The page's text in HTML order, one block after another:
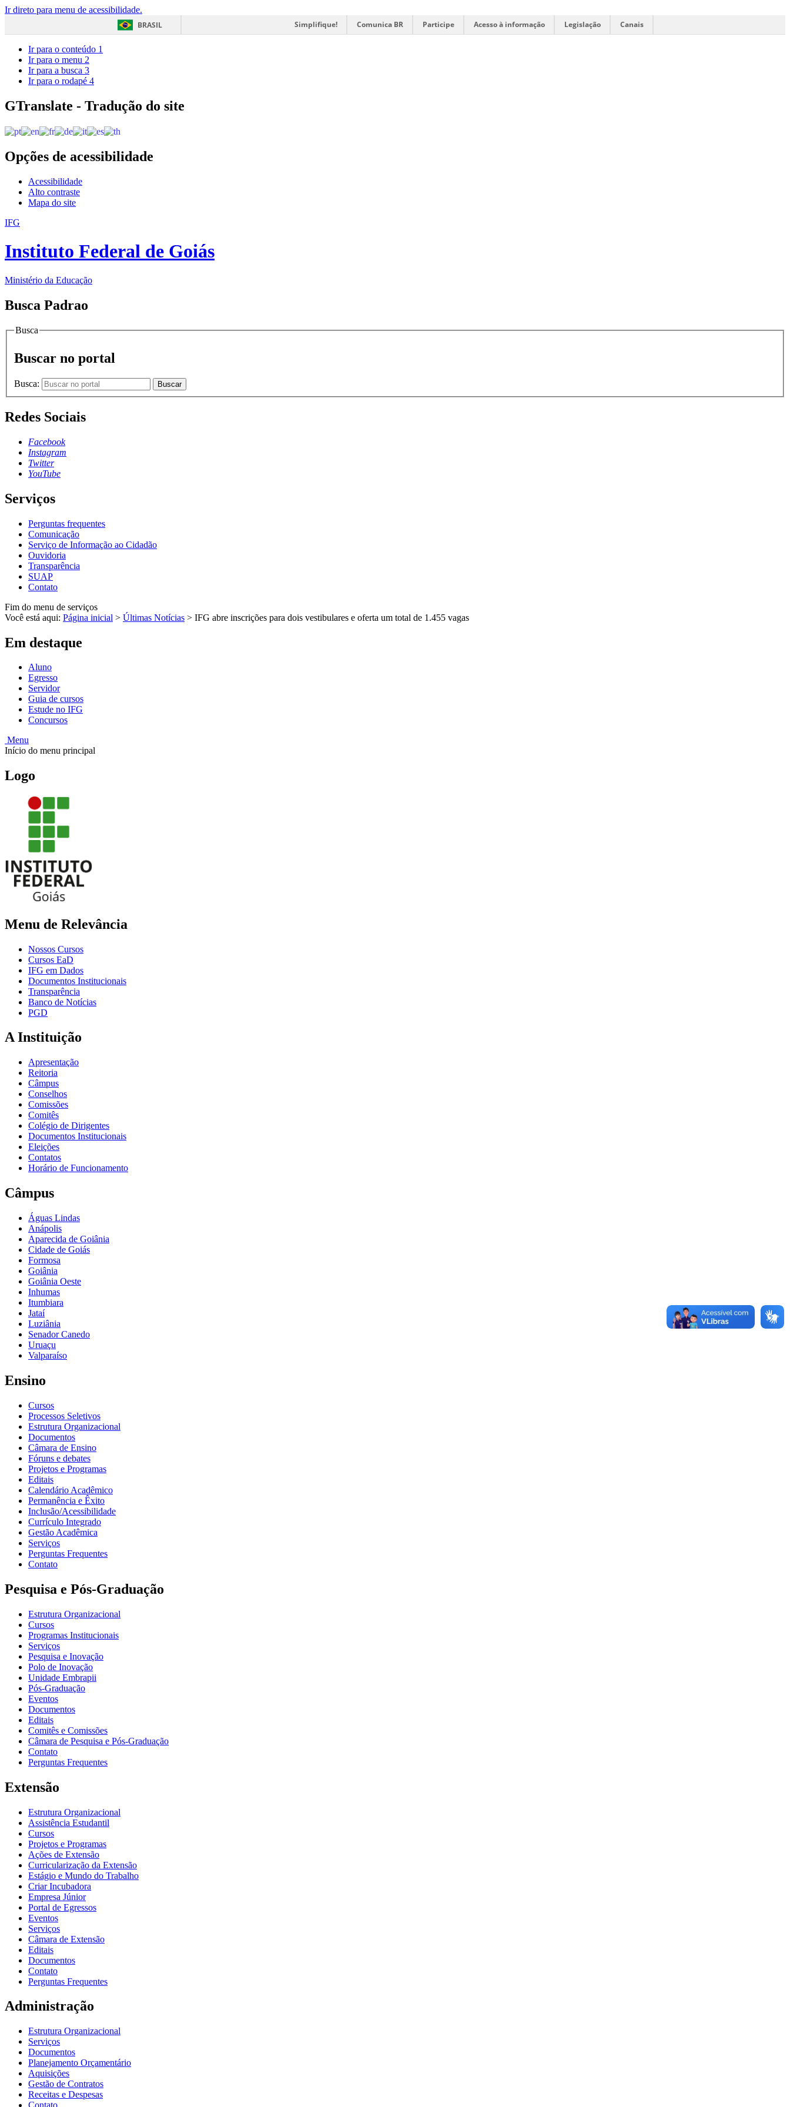
Ir direto para menu de acessibilidade.
BRASIL
Simplifique! Comunica BR Participe Acesso à informação Legislação Canais
Ir para o conteúdo 1
Ir para o menu 2
Ir para a busca 3
Ir para o rodapé 4
GTranslate - Tradução do site
Opções de acessibilidade
Acessibilidade
Alto contraste
Mapa do site
IFG
Instituto Federal de Goiás
Ministério da Educação
Busca Padrao
Busca
Buscar no portal
Busca: Buscar
Redes Sociais
Facebook
Instagram
Twitter
YouTube
Serviços
Perguntas frequentes
Comunicação
Serviço de Informação ao Cidadão
Ouvidoria
Transparência
SUAP
Contato
Fim do menu de serviços
Você está aqui: Página inicial > Últimas Notícias > IFG abre inscrições para dois vestibulares e oferta um total de 1.455 vagas
Em destaque
Aluno
Egresso
Servidor
Guia de cursos
Estude no IFG
Concursos
Menu
Início do menu principal
Logo
Menu de Relevância
Nossos Cursos
Cursos EaD
IFG em Dados
Documentos Institucionais
Transparência
Banco de Notícias
PGD
A Instituição
Apresentação
Reitoria
Câmpus
Conselhos
Comissões
Comitês
Colégio de Dirigentes
Documentos Institucionais
Eleições
Contatos
Horário de Funcionamento
Câmpus
Águas Lindas
Anápolis
Aparecida de Goiânia
Cidade de Goiás
Formosa
Goiânia
Goiânia Oeste
Inhumas
Itumbiara
Jataí
Luziânia
Senador Canedo
Uruaçu
Valparaíso
Ensino
Cursos
Processos Seletivos
Estrutura Organizacional
Documentos
Câmara de Ensino
Fóruns e debates
Projetos e Programas
Editais
Calendário Acadêmico
Permanência e Êxito
Inclusão/Acessibilidade
Currículo Integrado
Gestão Acadêmica
Serviços
Perguntas Frequentes
Contato
Pesquisa e Pós-Graduação
Estrutura Organizacional
Cursos
Programas Institucionais
Serviços
Pesquisa e Inovação
Polo de Inovação
Unidade Embrapii
Pós-Graduação
Eventos
Documentos
Editais
Comitês e Comissões
Câmara de Pesquisa e Pós-Graduação
Contato
Perguntas Frequentes
Extensão
Estrutura Organizacional
Assistência Estudantil
Cursos
Projetos e Programas
Ações de Extensão
Curricularização da Extensão
Estágio e Mundo do Trabalho
Criar Incubadora
Empresa Júnior
Portal de Egressos
Eventos
Serviços
Câmara de Extensão
Editais
Documentos
Contato
Perguntas Frequentes
Administração
Estrutura Organizacional
Serviços
Documentos
Planejamento Orçamentário
Aquisições
Gestão de Contratos
Receitas e Despesas